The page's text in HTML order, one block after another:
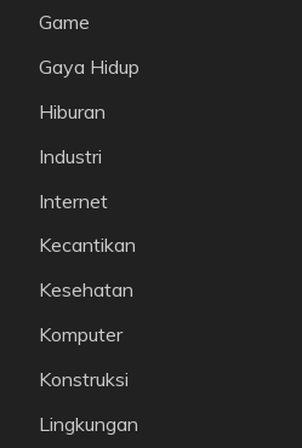
Game
Gaya Hidup
Hiburan
Industri
Internet
Kecantikan
Kesehatan
Komputer
Konstruksi
Lingkungan